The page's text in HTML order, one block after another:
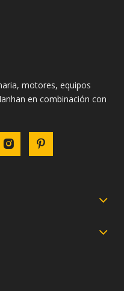
motores, equipos
en combinación con